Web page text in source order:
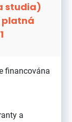
studia)
financována
a